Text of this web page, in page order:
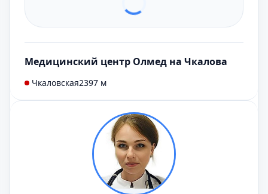
Медицинский центр Олмед на Чкалова
Чкаловская2397 м